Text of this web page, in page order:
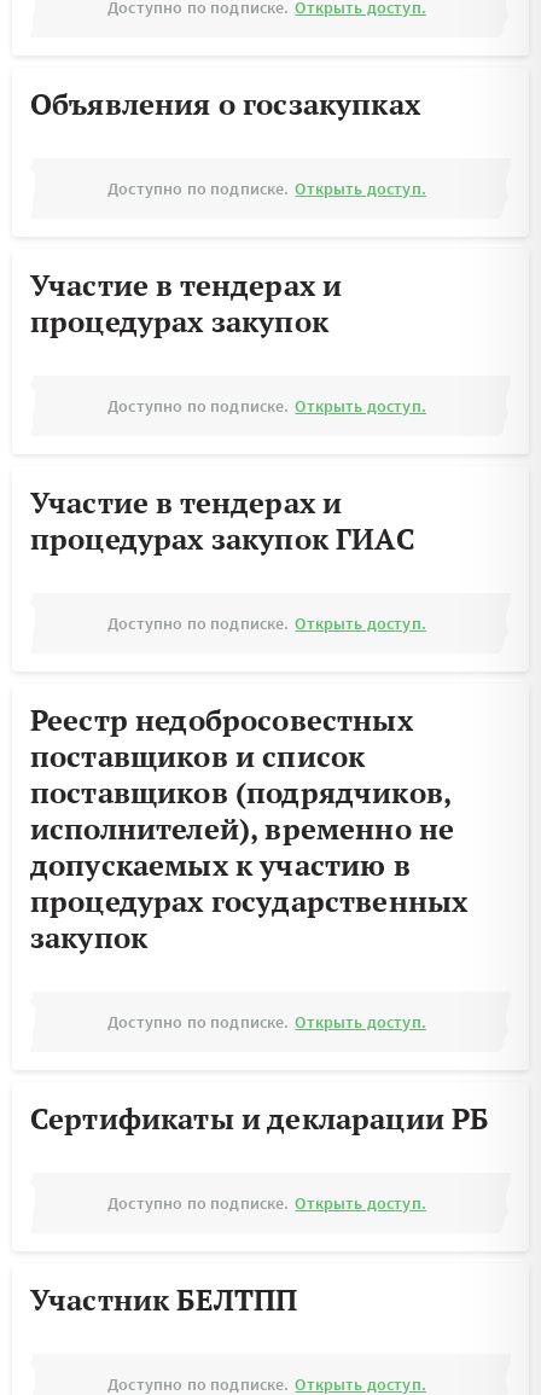
Доступно по подписке. Открыть доступ.
Объявления о госзакупках
Доступно по подписке. Открыть доступ.
Участие в тендерах и
процедурах закупок
Доступно по подписке. Открыть доступ.
Участие в тендерах и
процедурах закупок ГИАС
Доступно по подписке. Открыть доступ.
Реестр недобросовестных
поставщиков и список
поставщиков (подрядчиков,
исполнителей), временно не
допускаемых к участию в
процедурах государственных
закупок
Доступно по подписке. Открыть доступ.
Сертификаты и декларации РБ
Доступно по подписке. Открыть доступ.
Участник БЕЛТПП
Доступно по подписке. Открыть доступ.